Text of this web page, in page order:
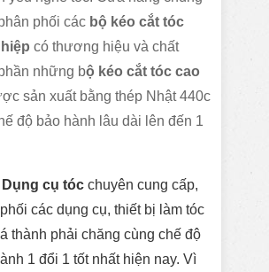
phối các bộ kéo cắt tóc
có thương hiệu và chất
những bộ kéo cắt tóc cao
sản xuất bằng thép Nhật 440c
độ bảo hành lâu dài lên đến 1
Dụng cụ tóc chuyên cung cấp,
các dụng cụ, thiết bị làm tóc
thành phải chăng cùng chế độ
1 đổi 1 tốt nhất hiện nay. Vì